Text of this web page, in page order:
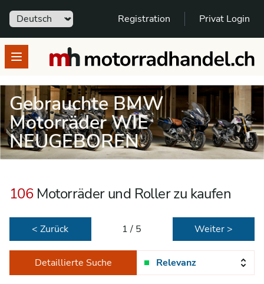
Sprache Registration Privat Login
Open menumotorradhandel.ch
Gebrauchte BMW
Motorräder WIE
NEUGEBOREN
106Motorräder und Roller zu kaufen
< Zurück 1 / 5 Weiter >
Detaillierte Suche Relevanz